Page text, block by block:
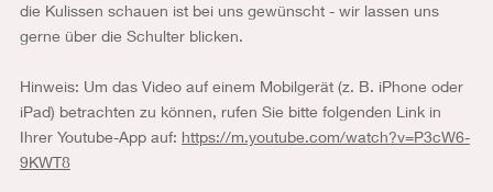
die Kulissen schauen ist bei uns gewünscht - wir lassen uns
gerne über die Schulter blicken.
Hinweis: Um das Video auf einem Mobilgerät (z. B. iPhone oder
iPad) betrachten zu können, rufen Sie bitte folgenden Link in
Ihrer Youtube-App auf: https://m.youtube.com/watch?v=P3cW6-
9KWT8